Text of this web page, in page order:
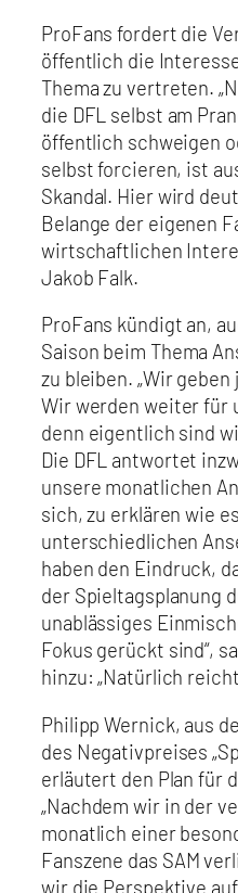
ProFans fordert die
öffentlich die
Thema zu vertreten.
die DFL selbst am
öffentlich schweigen
selbst forcieren, ist
Skandal. Hier wird
Belange der eigenen
wirtschaftlichen
Jakob Falk.
ProFans kündigt an,
Saison beim Thema
zu bleiben. „Wir
Wir werden weiter für
denn eigentlich sind
Die DFL antwortet
unsere monatlichen
sich, zu erklären wie
unterschiedlichen
haben den Eindruck,
der Spieltagsplanung
unablässiges
Fokus gerückt sind“,
hinzu: „Natürlich
Philipp Wernick, aus
des Negativpreises
erläutert den Plan für
„Nachdem wir in der
monatlich einer
Fanszene das SAM
wir die Perspektive